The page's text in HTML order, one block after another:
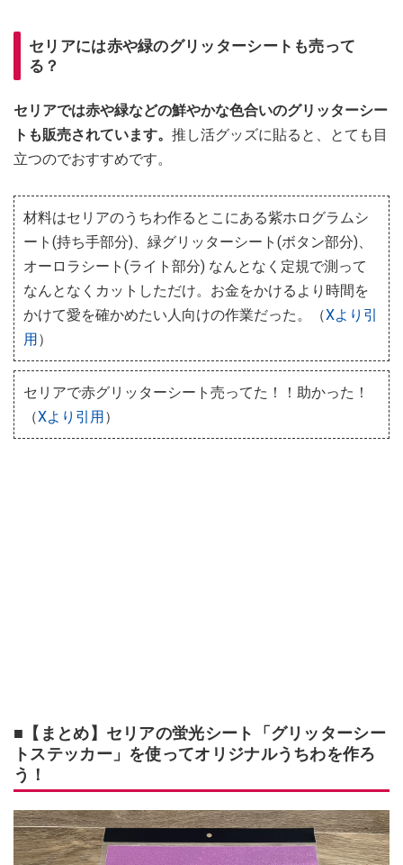
セリアには赤や緑のグリッターシートも売って
る？
セリアでは赤や緑などの鮮やかな色合いのグリッターシー
トも販売されています。 推し活グッズに貼ると、とても目
立つのでおすすめです。
材料はセリアのうちわ作るとこにある紫ホログラムシ
ート(持ち手部分)、緑グリッターシート(ボタン部分)、
オーロラシート(ライト部分) なんとなく定規で測って
なんとなくカットしただけ。お金をかけるより時間を
かけて愛を確かめたい人向けの作業だった。（Xより引
用）
セリアで赤グリッターシート売ってた！！助かった！
（Xより引用）
■【まとめ】セリアの蛍光シート「グリッターシー
トステッカー」を使ってオリジナルうちわを作ろ
う！